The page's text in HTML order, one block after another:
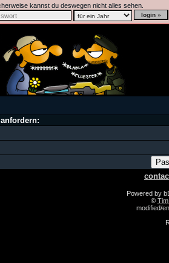
kannst du deswegen nicht alles sehen.
Powered by
©
modified/